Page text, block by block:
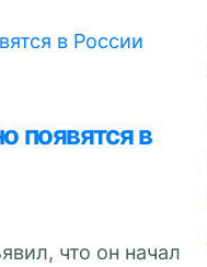
появятся в
что он начал